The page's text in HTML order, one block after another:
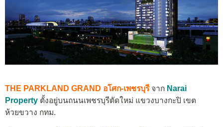
THE PARKLAND GRAND อโศก-เพชรบุรีจาก Narai
Property ตั้งอยู่บนถนนเพชรบุรีตัดใหม่ แขวงบางกะปิ เขต
ห้วยขวาง กทม.